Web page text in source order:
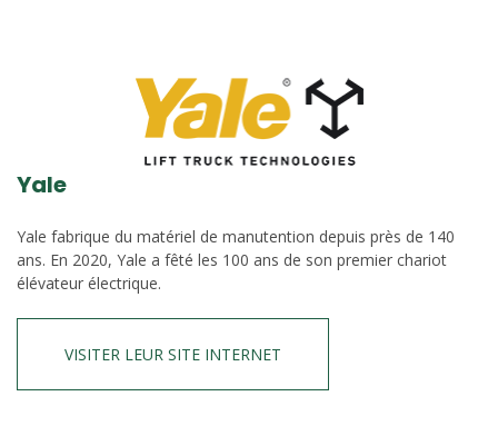
Yale
Yale fabrique du matériel de manutention depuis près de 140
ans. En 2020, Yale a fêté les 100 ans de son premier chariot
élévateur électrique.
VISITER LEUR SITE INTERNET